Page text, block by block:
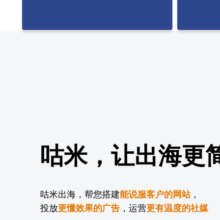
咕米，让出海更
咕米出海，帮您搭建能说服客户的网站，
投放更懂效果的广告 ，运营更有温度的社媒